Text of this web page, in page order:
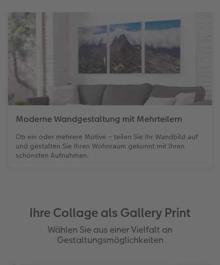
Moderne Wandgestaltung mit Mehrteilern
Ob ein oder mehrere Motive – teilen Sie Ihr Wandbild auf
und gestalten Sie Ihren Wohnraum gekonnt mit Ihren
schönsten Aufnahmen.
Ihre Collage als Gallery Print
Wählen Sie aus einer Vielfalt an
Gestaltungsmöglichkeiten